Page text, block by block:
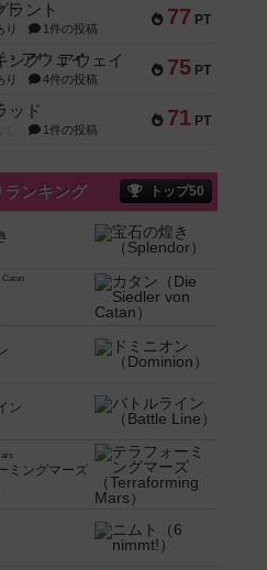
77 PT
ラント
り 1件の投稿
75 PT
ング・アウェイ
り 4件の投稿
71 PT
ッド
1件の投稿
ンキング トップ50
Catan
ン
ミングマーズ